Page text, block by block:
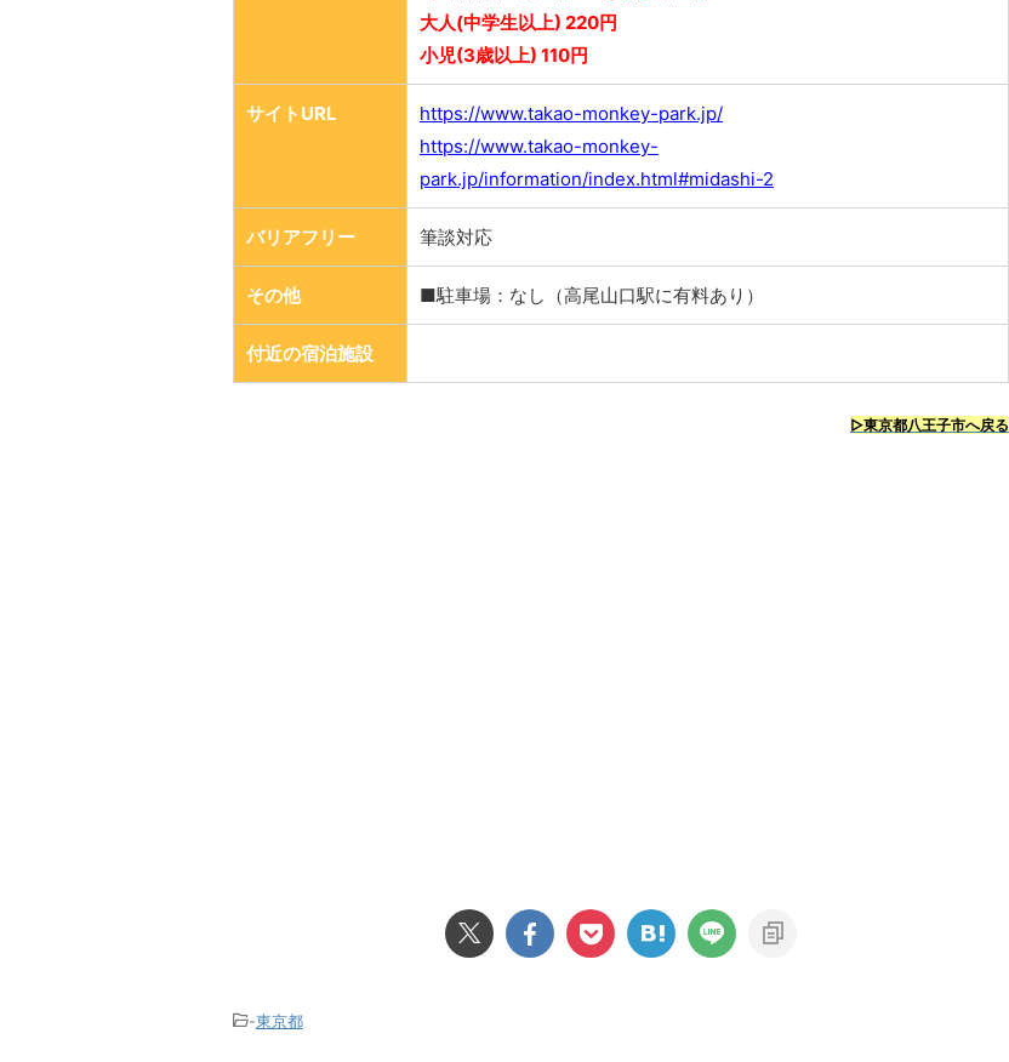
大人(中学生以上) 220円
小児(3歳以上) 110円
サイトURL
https://www.takao-monkey-park.jp/
https://www.takao-monkey-
park.jp/information/index.html#midashi-2
バリアフリー 筆談対応
その他 ■駐車場：なし（高尾山口駅に有料あり）
付近の宿泊施設
▷東京都八王子市へ戻る
-東京都